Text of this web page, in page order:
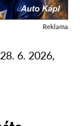
Reklama
6. 2026,